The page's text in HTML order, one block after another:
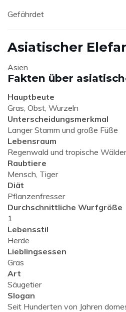
Gefährdet
Asiatischer
Asien
Fakten über
Hauptbeute
Gras, Obst, Wurzeln
Unterscheidungsmerkmal
Langer Stamm und große Füße
Lebensraum
Regenwald und tropische Wälder
Raubtiere
Mensch, Tiger
Diät
Pflanzenfresser
Durchschnittliche Wurfgröße
1
Lebensstil
Herde
Lieblingsessen
Gras
Art
Säugetier
Slogan
Seit Hunderten von Jahren